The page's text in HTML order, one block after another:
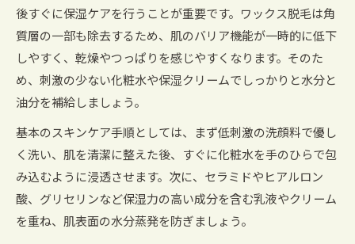
スキンケアで守る乾燥肌のバリア機能と潤い維
持術
フェイシャルワックス前後の保湿ケア徹底ガイ
ド
乾燥肌さん向けスキンケア成分の正しい選び方
フェイシャルワックス施術後に避けたいNG行
動
ワックス施術で敏感になる肌の守り方
フェイシャルワックス後の敏感肌に最適なスキ
ンケア手順
後すぐに保湿ケアを行うことが重要です。ワックス脱毛は角
質層の一部も除去するため、肌のバリア機能が一時的に低下
しやすく、乾燥やつっぱりを感じやすくなります。そのた
め、刺激の少ない化粧水や保湿クリームでしっかりと水分と
油分を補給しましょう。
基本のスキンケア手順としては、まず低刺激の洗顔料で優し
く洗い、肌を清潔に整えた後、すぐに化粧水を手のひらで包
み込むように浸透させます。次に、セラミドやヒアルロン
酸、グリセリンなど保湿力の高い成分を含む乳液やクリーム
を重ね、肌表面の水分蒸発を防ぎましょう。